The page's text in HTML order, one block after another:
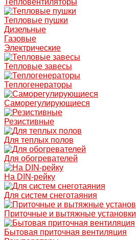
Тепловентиляторы
Тепловые пушки
Дизельные
Газовые
Электрические
Тепловые завесы
Теплогенераторы
Саморегулирующиеся
Резистивные
Для теплых полов
Для обогревателей
На DIN-рейку
Для систем снеготаяния
Приточные и вытяжные установки
Бытовая приточная вентиляция